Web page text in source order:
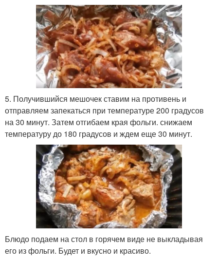
5. Получившийся мешочек ставим на противень и
отправляем запекаться при температуре 200 градусов
на 30 минут. Затем отгибаем края фольги. снижаем
температуру до 180 градусов и ждем еще 30 минут.
Блюдо подаем на стол в горячем виде не выкладывая
его из фольги. Будет и вкусно и красиво.